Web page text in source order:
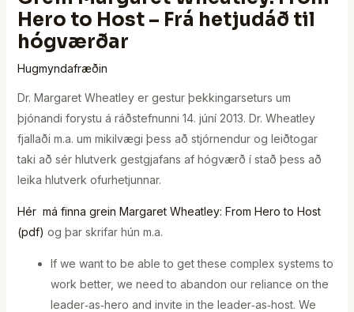
Hero to Host – Frá hetjudáð til
hógværðar
Hugmyndafræðin
Dr. Margaret Wheatley er gestur þekkingarseturs um
þjónandi forystu á ráðstefnunni 14. júní 2013. Dr. Wheatley
fjallaði m.a. um mikilvægi þess að stjórnendur og leiðtogar
taki að sér hlutverk gestgjafans af hógværð í stað þess að
leika hlutverk ofurhetjunnar.
Hér má finna grein Margaret Wheatley: From Hero to Host
(pdf) og þar skrifar hún m.a.
If we want to be able to get these complex systems to
work better, we need to abandon our reliance on the
leader‐as‐hero and invite in the leader‐as‐host. We